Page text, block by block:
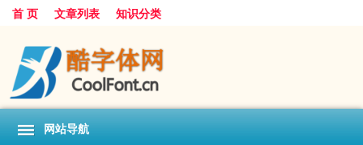
首 页 文章列表 知识分类
网站导航